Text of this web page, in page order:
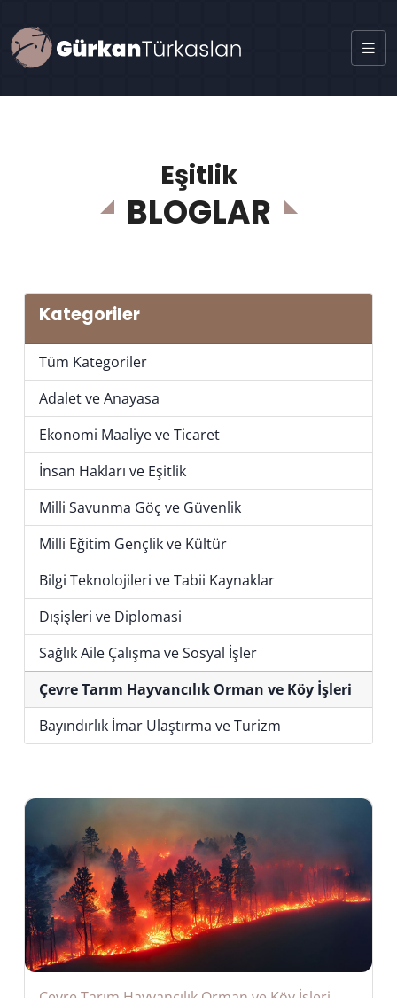
Eşitlik
BLOGLAR
Kategoriler
Tüm Kategoriler
Adalet ve Anayasa
Ekonomi Maaliye ve Ticaret
İnsan Hakları ve Eşitlik
Milli Savunma Göç ve Güvenlik
Milli Eğitim Gençlik ve Kültür
Bilgi Teknolojileri ve Tabii Kaynaklar
Dışişleri ve Diplomasi
Sağlık Aile Çalışma ve Sosyal İşler
Çevre Tarım Hayvancılık Orman ve Köy İşleri
Bayındırlık İmar Ulaştırma ve Turizm